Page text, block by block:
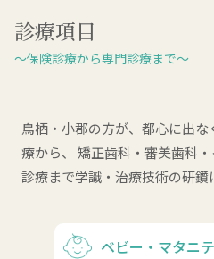
診療項目
～保険診療から専門診療まで～
鳥栖・小郡の方が、都心に出
療から、
矯正歯科・審美歯科
診療まで学識・治療技術の研鑽
ベビー・マタニ